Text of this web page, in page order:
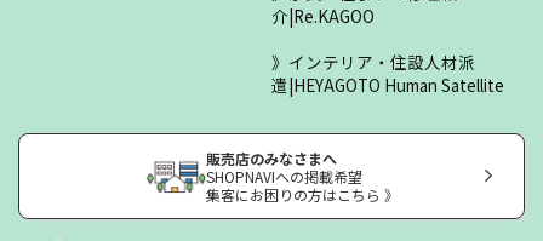
介|Re.KAGOO
インテリア・住設人材派
遣|HEYAGOTO Human Satellite
販売店のみなさまへ
SHOPNAVIへの掲載希望
集客にお困りの方はこちら 》